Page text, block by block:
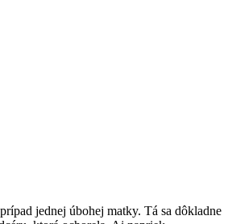
jednej úbohej matky. Tá sa dôkladne